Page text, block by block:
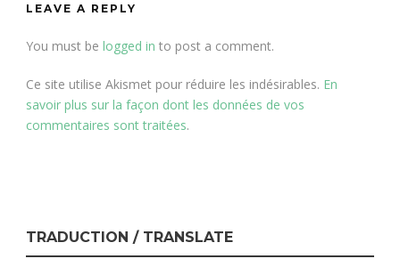
LEAVE A REPLY
You must be logged in to post a comment.
Ce site utilise Akismet pour réduire les indésirables. En
savoir plus sur la façon dont les données de vos
commentaires sont traitées.
TRADUCTION / TRANSLATE